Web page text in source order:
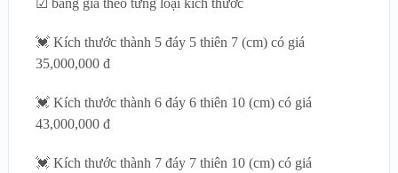
💓 Kích thước thành 5 đáy 5 thiên 7 (cm) có giá
35,000,000 đ
💓 Kích thước thành 6 đáy 6 thiên 10 (cm) có giá
43,000,000 đ
💓 Kích thước thành 7 đáy 7 thiên 10 (cm) có giá